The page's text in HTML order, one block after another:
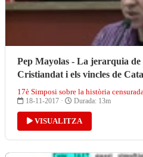
Pep Mayolas - La jerarquia de
Cristiandat i els vincles de
17è Simposi sobre la història
18-11-2017 · Durada: 13m
VISUALITZA